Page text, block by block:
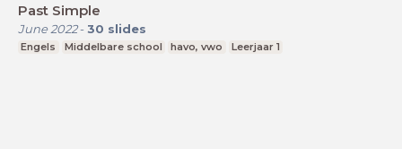
Past Simple
June 2022- 30 slides
Engels Middelbare school havo, vwo Leerjaar 1